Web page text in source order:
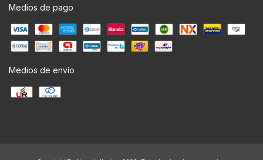
Medios de pago
Medios de envío